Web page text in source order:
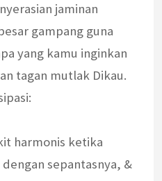
jaminan
gampang guna
yang kamu inginkan
tagan mutlak Dikau.
harmonis ketika
sepantasnya, &